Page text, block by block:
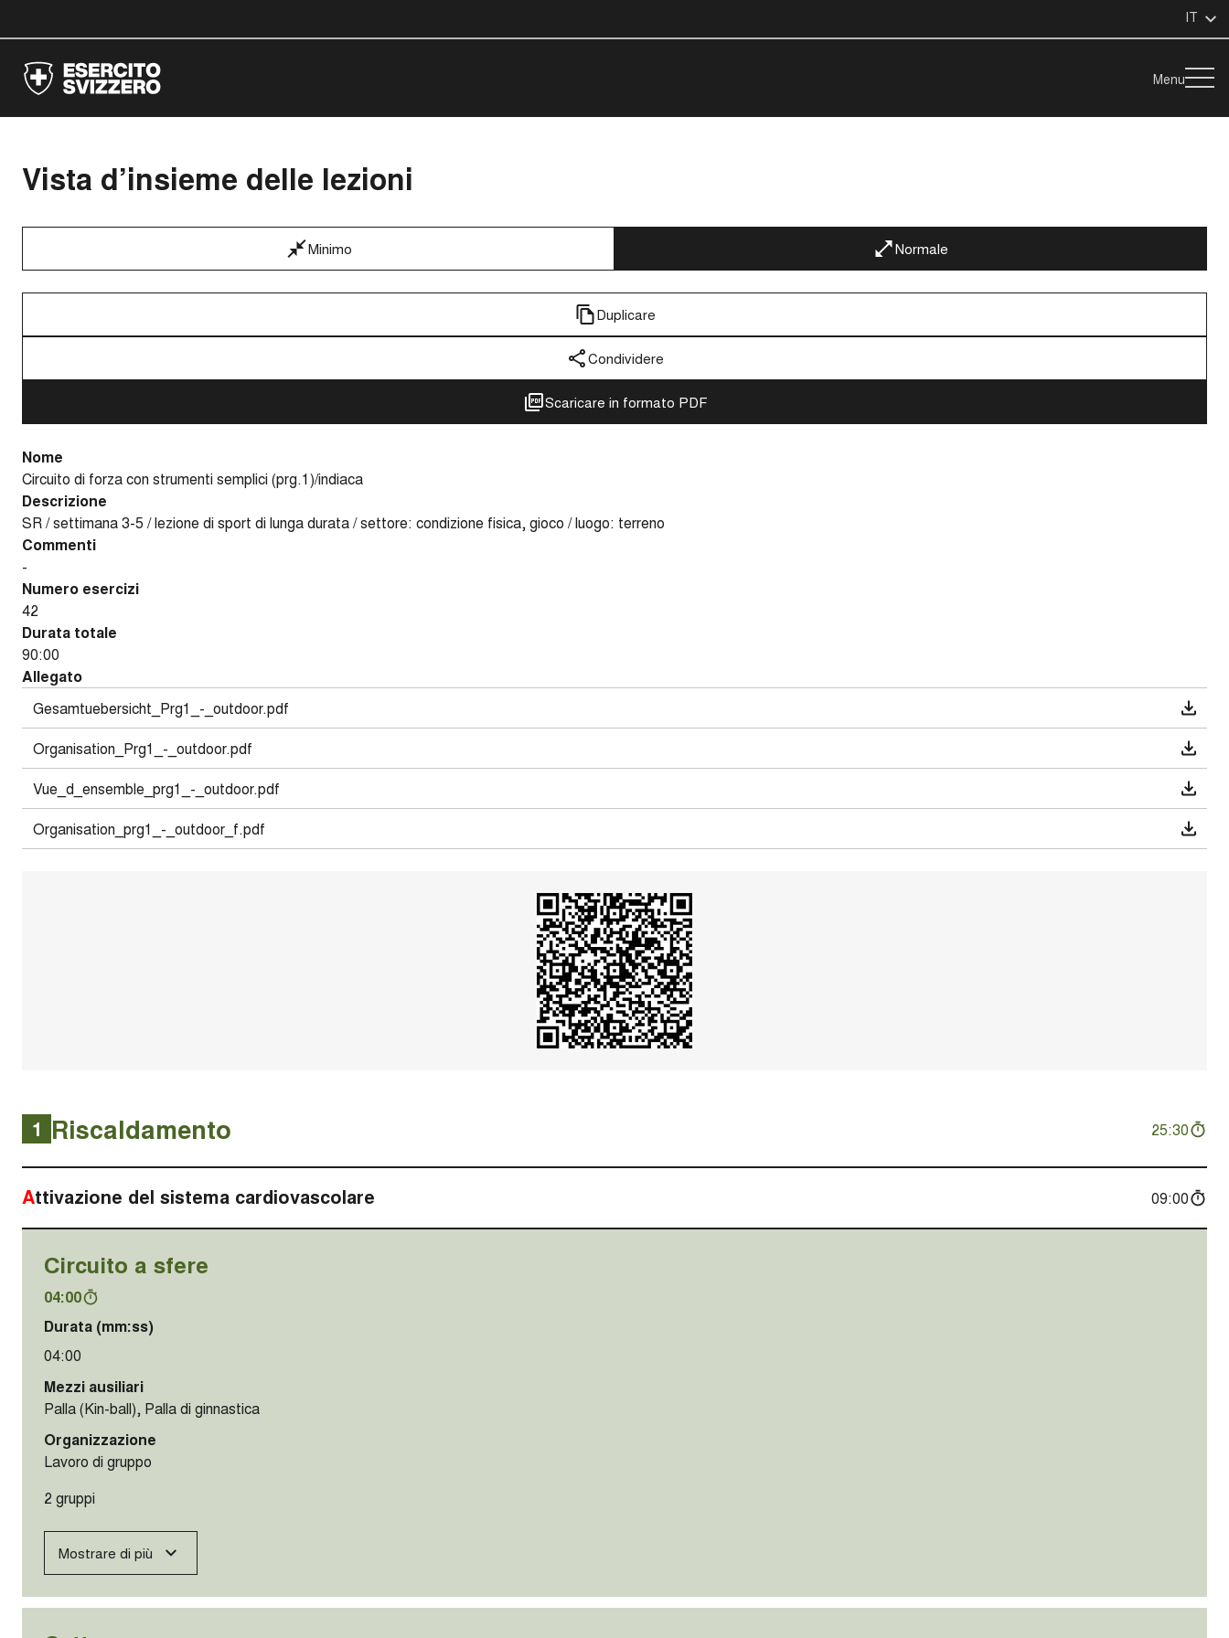
IT
Menu
Vista d’insieme delle lezioni
Minimo Normale
Duplicare
Condividere
Scaricare in formato PDF
Nome
Circuito di forza con strumenti semplici (prg.1)/indiaca
Descrizione
SR / settimana 3-5 / lezione di sport di lunga durata / settore: condizione fisica, gioco / luogo: terreno
Commenti
-
Numero esercizi
42
Durata totale
90:00
Allegato
Gesamtuebersicht_Prg1_-_outdoor.pdf
Organisation_Prg1_-_outdoor.pdf
Vue_d_ensemble_prg1_-_outdoor.pdf
Organisation_prg1_-_outdoor_f.pdf
1 Riscaldamento 25:30
Attivazione del sistema cardiovascolare 09:00
Circuito a sfere
04:00
Durata (mm:ss)
04:00
Mezzi ausiliari
Palla (Kin-ball), Palla di ginnastica
Organizzazione
Lavoro di gruppo
2 gruppi
Mostrare di più